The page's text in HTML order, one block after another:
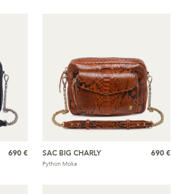
690 € SAC BIG CHARLY
Python Moka
690 €